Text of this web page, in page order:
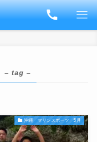
– tag –
沖縄 マリンスポーツ 5月